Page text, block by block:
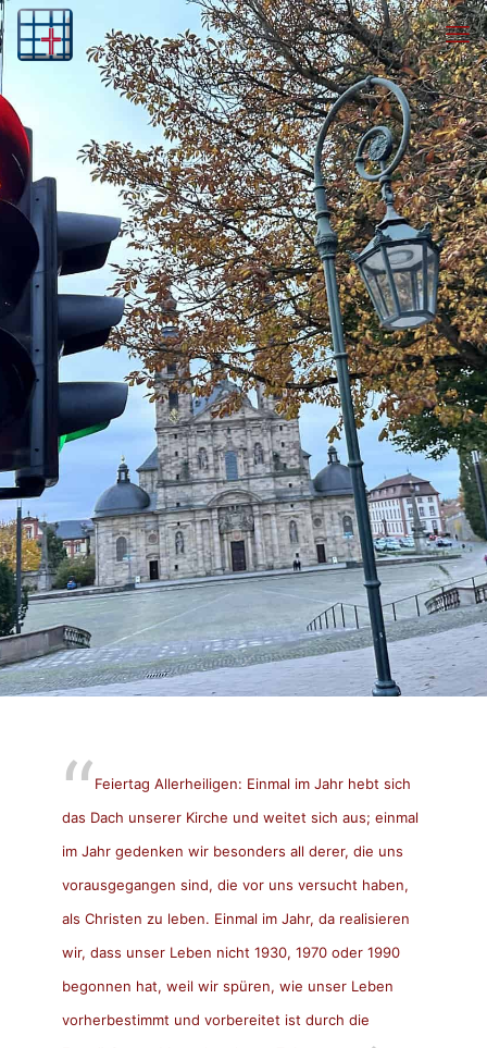
Feiertag Allerheiligen: Einmal im Jahr hebt sich
das Dach unserer Kirche und weitet sich aus; einmal
im Jahr gedenken wir besonders all derer, die uns
vorausgegangen sind, die vor uns versucht haben,
als Christen zu leben. Einmal im Jahr, da realisieren
wir, dass unser Leben nicht 1930, 1970 oder 1990
begonnen hat, weil wir spüren, wie unser Leben
vorherbestimmt und vorbereitet ist durch die